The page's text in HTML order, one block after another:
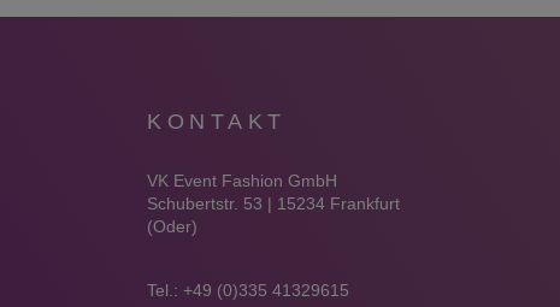
KONTAKT
VK Event Fashion GmbH
Schubertstr. 53 | 15234 Frankfurt
(Oder)
Tel.: +49 (0)335 41329615